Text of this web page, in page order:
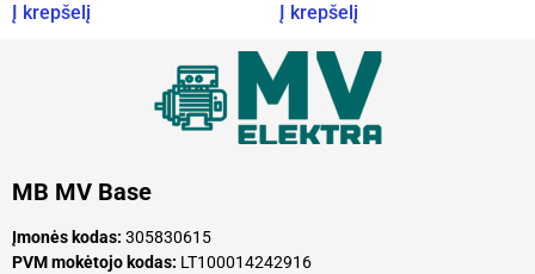
Į krepšelį Į krepšelį
MB MV Base
Įmonės kodas: 305830615
PVM mokėtojo kodas: LT100014242916